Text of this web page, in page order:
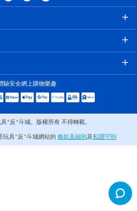
系列
驗安全網上購物樂趣
“反”斗城。版權所有 不得轉載。
玩具“反”斗城網站的 條款及細則 及私隱守則